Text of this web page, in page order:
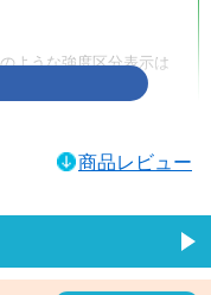
ような強度区分表示は
木材へ締め付けるため
面をすっきり仕上げた
、木工品、木製部材の
商品レビュー